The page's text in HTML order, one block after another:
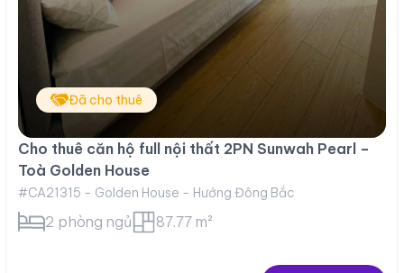
Đã cho thuê
Cho thuê căn hộ full nội thất 2PN Sunwah Pearl –
Toà Golden House
#CA21315 - Golden House - Hướng Đông Bắc
2 phòng ngủ 87.77 m²